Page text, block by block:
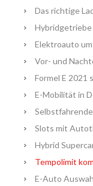
Das richtige
Hybridgetriebe
Elektroauto
Vor- und
Formel E 2021
E-Mobilität in
Slots mit
Hybrid
Tempolimit
E-Auto